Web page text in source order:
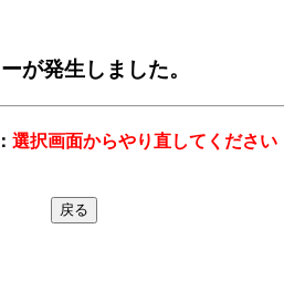
が発生しました。
選択画面からやり直してください